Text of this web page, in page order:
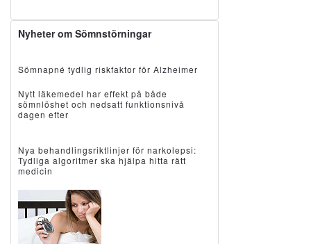
Nyheter om Sömnstörningar
Sömnapné tydlig riskfaktor för Alzheimer
Nytt läkemedel har effekt på både
sömnlöshet och nedsatt funktionsnivå
dagen efter
Nya behandlingsriktlinjer för narkolepsi:
Tydliga algoritmer ska hjälpa hitta rätt
medicin